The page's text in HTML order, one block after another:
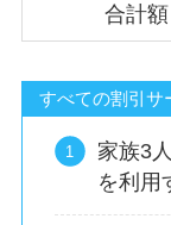
合計額
すべての割引サ
家族3
を利用